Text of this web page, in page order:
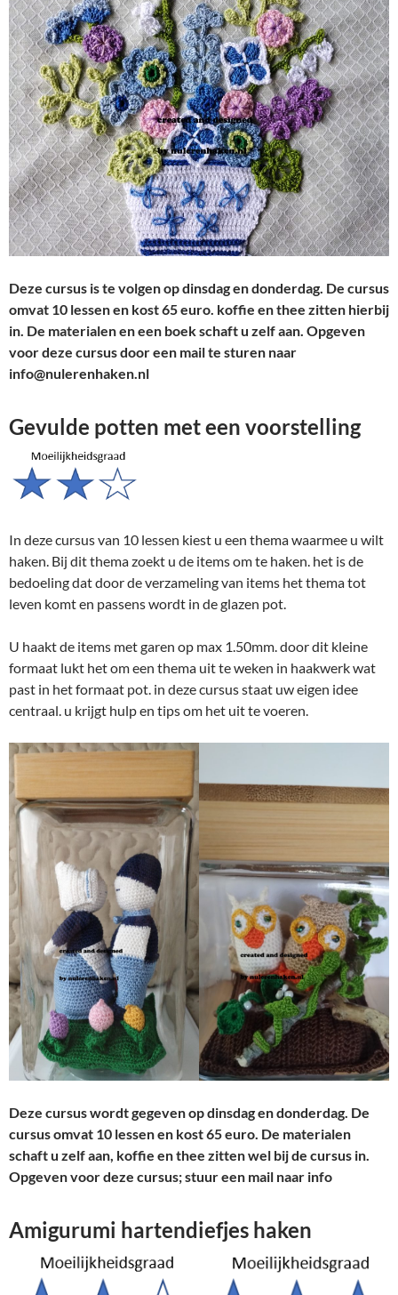
Deze cursus is te volgen op dinsdag en donderdag. De cursus
omvat 10 lessen en kost 65 euro. koffie en thee zitten hierbij
in. De materialen en een boek schaft u zelf aan. Opgeven
voor deze cursus door een mail te sturen naar
info@nulerenhaken.nl
Gevulde potten met een voorstelling
In deze cursus van 10 lessen kiest u een thema waarmee u wilt
haken. Bij dit thema zoekt u de items om te haken. het is de
bedoeling dat door de verzameling van items het thema tot
leven komt en passens wordt in de glazen pot.
U haakt de items met garen op max 1.50mm. door dit kleine
formaat lukt het om een thema uit te weken in haakwerk wat
past in het formaat pot. in deze cursus staat uw eigen idee
centraal. u krijgt hulp en tips om het uit te voeren.
Deze cursus wordt gegeven op dinsdag en donderdag. De
cursus omvat 10 lessen en kost 65 euro. De materialen
schaft u zelf aan, koffie en thee zitten wel bij de cursus in.
Opgeven voor deze cursus; stuur een mail naar info
Amigurumi hartendiefjes haken